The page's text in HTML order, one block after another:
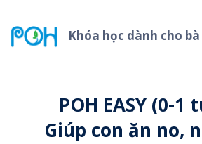
Khóa học dành cho
POH EASY (0-1
Giúp con ăn no,